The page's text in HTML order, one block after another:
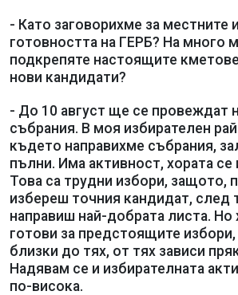
- Като заговорихме за местните
готовността на ГЕРБ? На много
подкрепяте настоящите
нови кандидати?
- До 10 август ще се провеждат
събрания. В моя избирателен
където направихме събрания,
пълни. Има активност, хората се
Това са трудни избори, защото,
избереш точния кандидат, след
направиш най-добрата листа. Но
готови за предстоящите
близки до тях, от тях зависи
Надявам се и избирателната
по-висока.